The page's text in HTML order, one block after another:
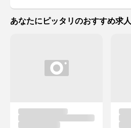
あなたにピッタリのおすすめ求人